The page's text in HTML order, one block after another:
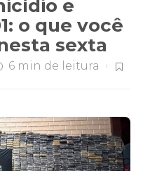
e
o que você
sexta
6 min de leitura